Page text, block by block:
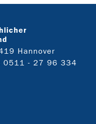
Hannover
0511 - 27 96 334